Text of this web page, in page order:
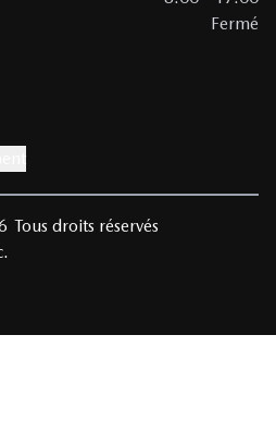
Fermé
Tous droits réservés